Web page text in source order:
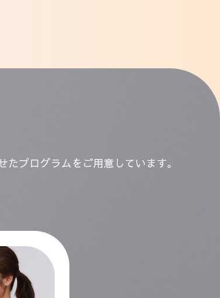
たプログラムをご用意しています。